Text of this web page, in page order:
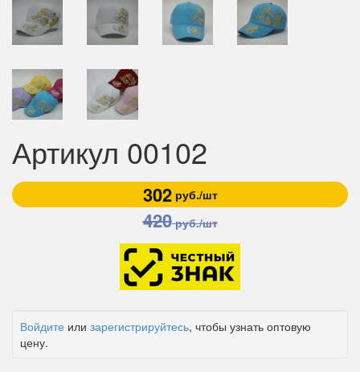
Артикул 00102
302руб./шт
420руб./шт
Войдите или зарегистрируйтесь, чтобы узнать оптовую
цену.